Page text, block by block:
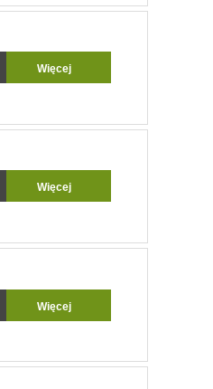
Więcej
Więcej
Więcej